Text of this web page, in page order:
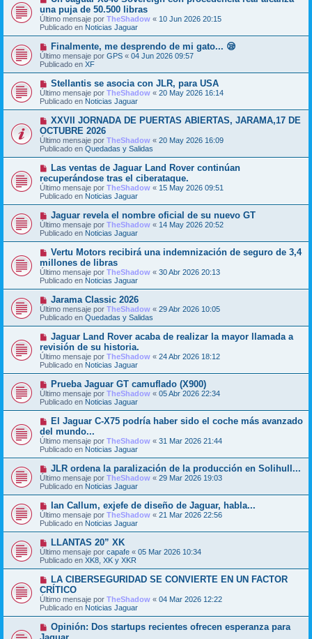
n
s
a
e
e
v
o
m
n
s
a
e
una puja de 50.500 libras
Último mensaje por TheShadow « 10 Jun 2026 20:15
Publicado en Noticias Jaguar
N
u
e
v
o
m
e
n
s
a
j
e
Finalmente, me desprendo de mi gato... 😪
Último mensaje por GPS « 04 Jun 2026 09:57
Publicado en XF
N
u
e
v
o
m
e
n
s
a
e
Stellantis se asocia con JLR, para USA
Último mensaje por TheShadow « 20 May 2026 16:14
Publicado en Noticias Jaguar
N
u
e
v
o
m
n
s
a
XXVII JORNADA DE PUERTAS ABIERTAS, JARAMA,17 DE
OCTUBRE 2026
Último mensaje por TheShadow « 20 May 2026 16:09
Publicado en Quedadas y Salidas
N
e
v
o
m
e
n
s
a
e
Las ventas de Jaguar Land Rover continúan
recuperándose tras el ciberataque.
Último mensaje por TheShadow « 15 May 2026 09:51
Publicado en Noticias Jaguar
N
u
e
v
o
m
e
n
s
a
e
Jaguar revela el nombre oficial de su nuevo GT
Último mensaje por TheShadow « 14 May 2026 20:52
Publicado en Noticias Jaguar
N
u
e
v
o
m
e
n
s
a
e
Vertu Motors recibirá una indemnización de seguro de 3,4
millones de libras
Último mensaje por TheShadow « 30 Abr 2026 20:13
Publicado en Noticias Jaguar
N
u
e
v
m
e
n
s
a
e
Jarama Classic 2026
Último mensaje por TheShadow « 29 Abr 2026 10:05
Publicado en Quedadas y Salidas
N
e
v
o
m
n
s
a
e
Jaguar Land Rover acaba de realizar la mayor llamada a
revisión de su historia.
Último mensaje por TheShadow « 24 Abr 2026 18:12
Publicado en Noticias Jaguar
N
u
e
v
o
m
e
n
s
a
e
Prueba Jaguar GT camuflado (X900)
Último mensaje por TheShadow « 05 Abr 2026 22:34
Publicado en Noticias Jaguar
N
u
e
v
o
m
e
n
s
a
e
El Jaguar C-X75 podría haber sido el coche más avanzado
del mundo...
Último mensaje por TheShadow « 31 Mar 2026 21:44
Publicado en Noticias Jaguar
N
u
e
v
o
m
e
n
s
j
e
JLR ordena la paralización de la producción en Solihull...
Último mensaje por TheShadow « 29 Mar 2026 19:03
Publicado en Noticias Jaguar
N
u
e
v
o
m
e
n
s
j
e
Ian Callum, exjefe de diseño de Jaguar, habla...
Último mensaje por TheShadow « 21 Mar 2026 22:56
Publicado en Noticias Jaguar
N
u
e
v
o
m
e
n
s
a
LLANTAS 20” XK
Último mensaje por capafe « 05 Mar 2026 10:34
Publicado en XK8, XK y XKR
N
u
e
v
o
m
e
n
LA CIBERSEGURIDAD SE CONVIERTE EN UN FACTOR
CRÍTICO
Último mensaje por TheShadow « 04 Mar 2026 12:22
Publicado en Noticias Jaguar
NOpinión: Dos startups recientes ofrecen esperanza para
Jaguar